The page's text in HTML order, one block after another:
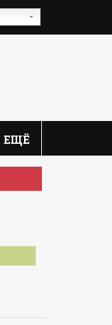
ЕЩЁ